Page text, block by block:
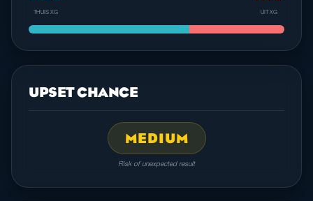
THUIS XG UIT XG
UPSET CHANCE
MEDIUM
Risk of unexpected result